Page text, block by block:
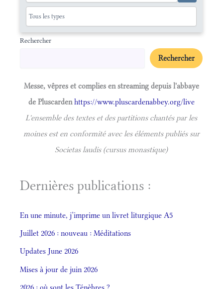
Rechercher
Rechercher
Messe, vêpres et complies en streaming depuis l'abbaye
de Pluscardenhttps://www.pluscardenabbey.org/live
L'ensemble des textes et des partitions chantés par les
moines est en conformité avec les éléments publiés sur
Societas laudis (cursus monastique)
Dernières publications :
En une minute, j’imprime un livret liturgique A5
Juillet 2026 : nouveau : Méditations
Updates June 2026
Mises à jour de juin 2026